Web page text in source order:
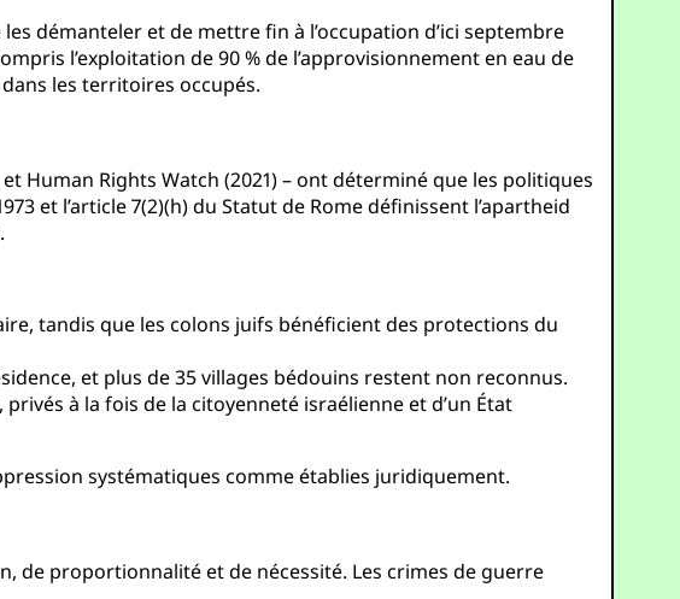
démanteler et de mettre fin à l’occupation d’ici septembre
l’exploitation de 90 % de l’approvisionnement en eau de
les territoires occupés.
Human Rights Watch (2021) – ont déterminé que les politiques
et l’article 7(2)(h) du Statut de Rome définissent l’apartheid
tandis que les colons juifs bénéficient des protections du
et plus de 35 villages bédouins restent non reconnus.
à la fois de la citoyenneté israélienne et d’un État
systématiques comme établies juridiquement.
de proportionnalité et de nécessité. Les crimes de guerre